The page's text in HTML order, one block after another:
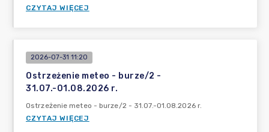
CZYTAJ WIĘCEJ
2026-07-31 11:20
Ostrzeżenie meteo - burze/2 -
31.07.-01.08.2026 r.
Ostrzeżenie meteo - burze/2 - 31.07.-01.08.2026 r.
CZYTAJ WIĘCEJ